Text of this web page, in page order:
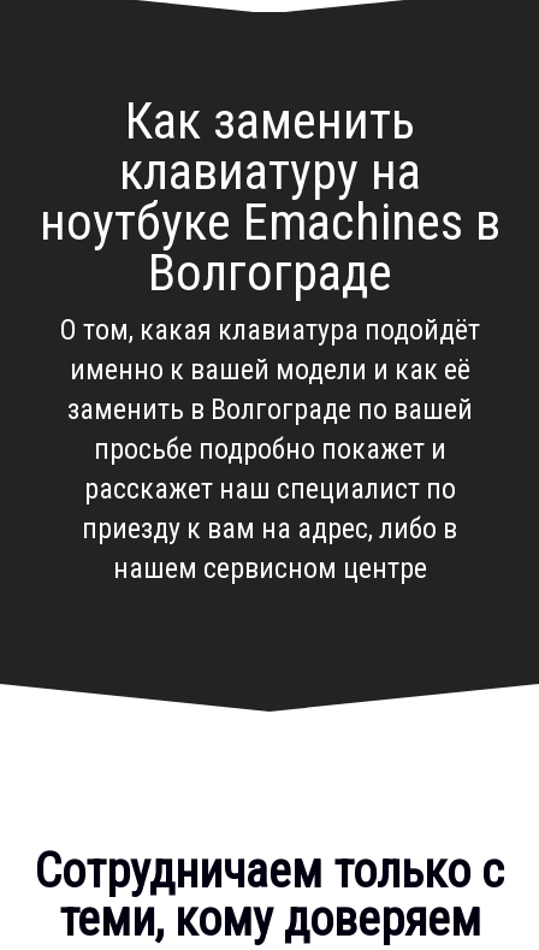
Как заменить
клавиатуру на
ноутбуке Emachines в
Волгограде
О том, какая клавиатура подойдёт
именно к вашей модели и как её
заменить в Волгограде по вашей
просьбе подробно покажет и
расскажет наш специалист по
приезду к вам на адрес, либо в
нашем сервисном центре
Сотрудничаем только с
теми, кому доверяем